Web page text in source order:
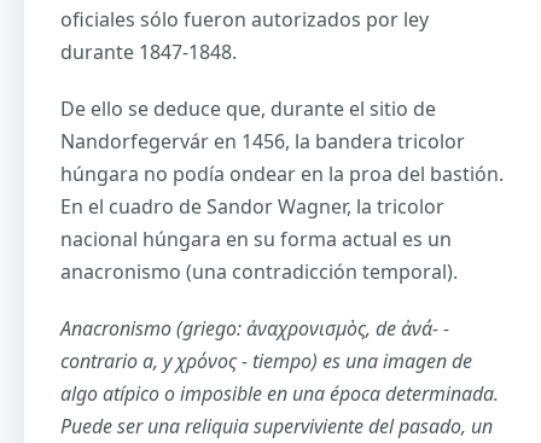
oficiales sólo fueron autorizados por ley
durante 1847-1848.
De ello se deduce que, durante el sitio de
Nandorfegervár en 1456, la bandera tricolor
húngara no podía ondear en la proa del bastión.
En el cuadro de Sandor Wagner, la tricolor
nacional húngara en su forma actual es un
anacronismo (una contradicción temporal).
Anacronismo (griego: ἀναχρονισμὸς, de ἀνά- -
contrario a, y χρόνος - tiempo) es una imagen de
algo atípico o imposible en una época determinada.
Puede ser una reliquia superviviente del pasado, un